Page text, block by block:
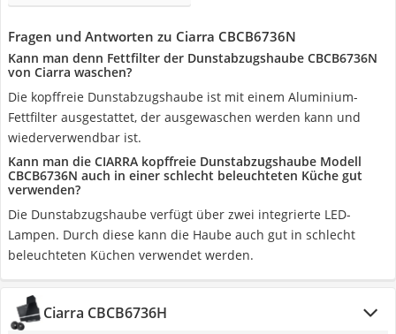
Fragen und Antworten zu Ciarra CBCB6736N
Kann man denn Fettfilter der Dunstabzugshaube CBCB6736N
von Ciarra waschen?
Die kopffreie Dunstabzugshaube ist mit einem Aluminium-
Fettfilter ausgestattet, der ausgewaschen werden kann und
wiederverwendbar ist.
Kann man die CIARRA kopffreie Dunstabzugshaube Modell
CBCB6736N auch in einer schlecht beleuchteten Küche gut
verwenden?
Die Dunstabzugshaube verfügt über zwei integrierte LED-
Lampen. Durch diese kann die Haube auch gut in schlecht
beleuchteten Küchen verwendet werden.
Ciarra CBCB6736H